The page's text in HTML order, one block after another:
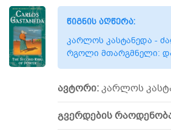
წიგნის აღწერა:
კარლოს კასტანედა -
რგოლი მთარგმნელი:
ავტორი:კარლოს
გვერდების